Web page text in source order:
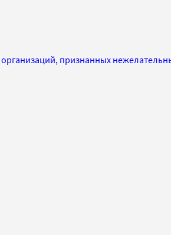
организаций, признанных